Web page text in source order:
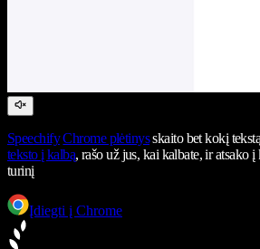
Speechify Chrome plėtinysskaito bet kokį
teksto į kalbą, rašo už jus, kai kalbate, ir atsako
turinį
Įdiegti į Chrome